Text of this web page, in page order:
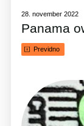
28. november 2022
Panama
Previdno